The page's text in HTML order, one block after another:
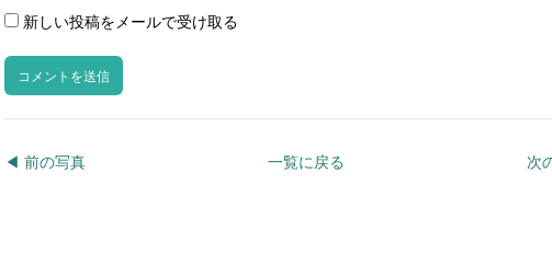
新しい投稿をメールで受け取る
◀︎ 前の写真 次
一覧に戻る